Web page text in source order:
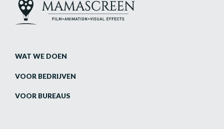
WAT WE DOEN
VOOR BEDRIJVEN
VOOR BUREAUS